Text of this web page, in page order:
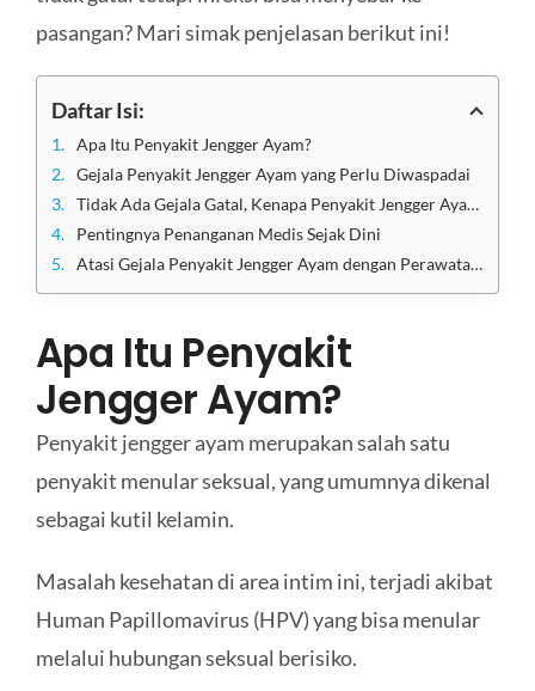
pasangan? Mari simak penjelasan berikut ini!
Daftar Isi:
Apa Itu Penyakit Jengger Ayam?
Gejala Penyakit Jengger Ayam yang Perlu Diwaspadai
Tidak Ada Gejala Gatal, Kenapa Penyakit Jengger Ayam Bisa Menular?
Pentingnya Penanganan Medis Sejak Dini
Atasi Gejala Penyakit Jengger Ayam dengan Perawatan Terbaik di Klinik Apollo Jakarta
Apa Itu Penyakit
Jengger Ayam?
Penyakit jengger ayam merupakan salah satu
penyakit menular seksual, yang umumnya dikenal
sebagai kutil kelamin.
Masalah kesehatan di area intim ini, terjadi akibat
Human Papillomavirus (HPV) yang bisa menular
melalui hubungan seksual berisiko.